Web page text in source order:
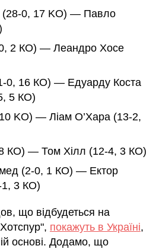
(28-0, 17 KO) — Павло
2 КО) — Леандро Хосе
0, 16 КО) — Едуарду Коста
5 КО)
KO) — Ліам О’Хара (13-2,
КО) — Том Хілл (12-4, 3 КО)
(2-0, 1 КО) — Ектор
1, 3 КО)
що відбудеться на
покажуть в Україні,
основі. Додамо, що